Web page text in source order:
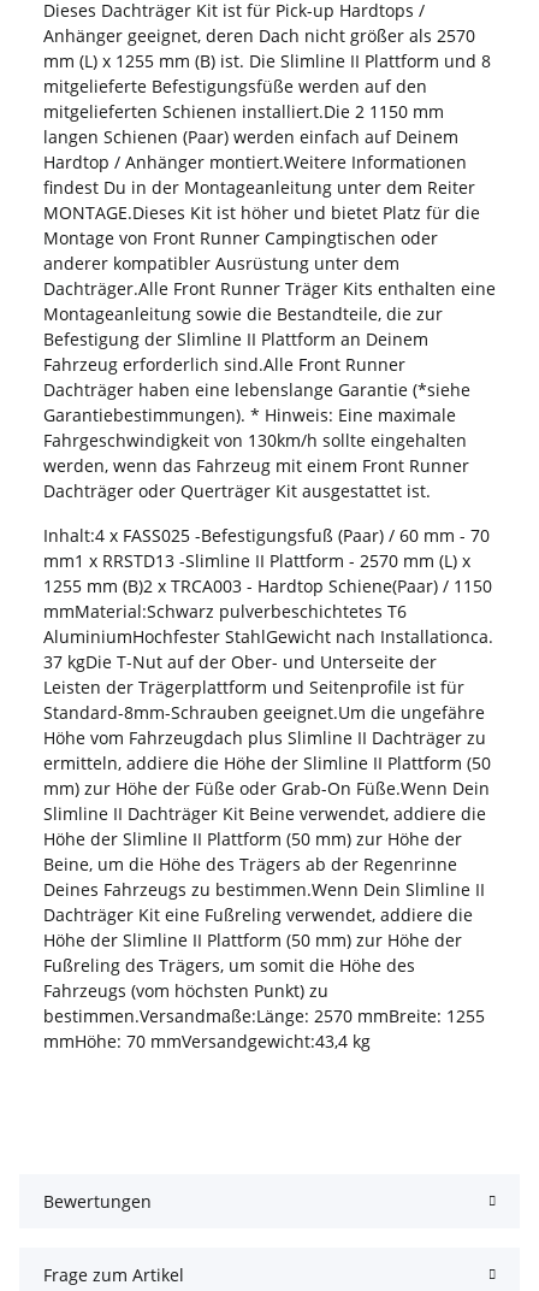
Dieses Dachträger Kit ist für Pick-up Hardtops /
Anhänger geeignet, deren Dach nicht größer als 2570
mm (L) x 1255 mm (B) ist. Die Slimline II Plattform und 8
mitgelieferte Befestigungsfüße werden auf den
mitgelieferten Schienen installiert.Die 2 1150 mm
langen Schienen (Paar) werden einfach auf Deinem
Hardtop / Anhänger montiert.Weitere Informationen
findest Du in der Montageanleitung unter dem Reiter
MONTAGE.Dieses Kit ist höher und bietet Platz für die
Montage von Front Runner Campingtischen oder
anderer kompatibler Ausrüstung unter dem
Dachträger.Alle Front Runner Träger Kits enthalten eine
Montageanleitung sowie die Bestandteile, die zur
Befestigung der Slimline II Plattform an Deinem
Fahrzeug erforderlich sind.Alle Front Runner
Dachträger haben eine lebenslange Garantie (*siehe
Garantiebestimmungen). * Hinweis: Eine maximale
Fahrgeschwindigkeit von 130km/h sollte eingehalten
werden, wenn das Fahrzeug mit einem Front Runner
Dachträger oder Querträger Kit ausgestattet ist.
Inhalt:4 x FASS025 -Befestigungsfuß (Paar) / 60 mm - 70
mm1 x RRSTD13 -Slimline II Plattform - 2570 mm (L) x
1255 mm (B)2 x TRCA003 - Hardtop Schiene(Paar) / 1150
mmMaterial:Schwarz pulverbeschichtetes T6
AluminiumHochfester StahlGewicht nach Installationca.
37 kgDie T-Nut auf der Ober- und Unterseite der
Leisten der Trägerplattform und Seitenprofile ist für
Standard-8mm-Schrauben geeignet.Um die ungefähre
Höhe vom Fahrzeugdach plus Slimline II Dachträger zu
ermitteln, addiere die Höhe der Slimline II Plattform (50
mm) zur Höhe der Füße oder Grab-On Füße.Wenn Dein
Slimline II Dachträger Kit Beine verwendet, addiere die
Höhe der Slimline II Plattform (50 mm) zur Höhe der
Beine, um die Höhe des Trägers ab der Regenrinne
Deines Fahrzeugs zu bestimmen.Wenn Dein Slimline II
Dachträger Kit eine Fußreling verwendet, addiere die
Höhe der Slimline II Plattform (50 mm) zur Höhe der
Fußreling des Trägers, um somit die Höhe des
Fahrzeugs (vom höchsten Punkt) zu
bestimmen.Versandmaße:Länge: 2570 mmBreite: 1255
mmHöhe: 70 mmVersandgewicht:43,4 kg
Bewertungen
Frage zum Artikel